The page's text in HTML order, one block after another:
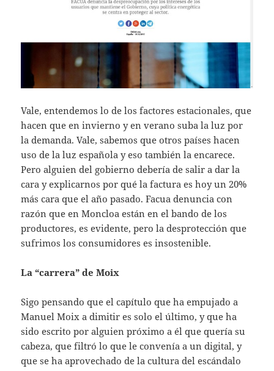
Vale, entendemos lo de los factores estacionales, que
hacen que en invierno y en verano suba la luz por
la demanda. Vale, sabemos que otros países hacen
uso de la luz española y eso también la encarece.
Pero alguien del gobierno debería de salir a dar la
cara y explicarnos por qué la factura es hoy un 20%
más cara que el año pasado. Facua denuncia con
razón que en Moncloa están en el bando de los
productores, es evidente, pero la desprotección que
sufrimos los consumidores es insostenible.
La “carrera” de Moix
Sigo pensando que el capítulo que ha empujado a
Manuel Moix a dimitir es solo el último, y que ha
sido escrito por alguien próximo a él que quería su
cabeza, que filtró lo que le convenía a un digital, y
que se ha aprovechado de la cultura del escándalo